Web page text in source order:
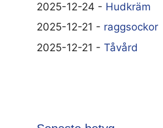
2025-12-24 - Hudkräm
2025-12-21 - raggsockor
2025-12-21 - Tåvård